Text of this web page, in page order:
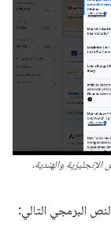
البرمجي التالي: